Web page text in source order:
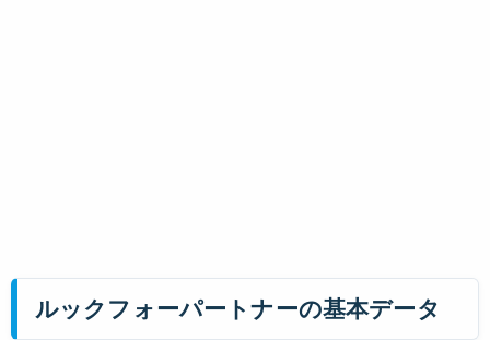
ルックフォーパートナーの基本データ